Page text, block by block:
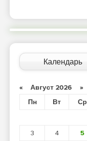
Календарь
« Август 2026 »
Пн
Вт Ср
3
4 5